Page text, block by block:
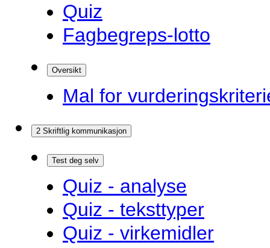
Quiz
Fagbegreps-lotto
Oversikt
Mal for
2 Skriftlig kommunikasjon
Test deg selv
Quiz - analyse
Quiz - teksttyper
Quiz - virkemidler